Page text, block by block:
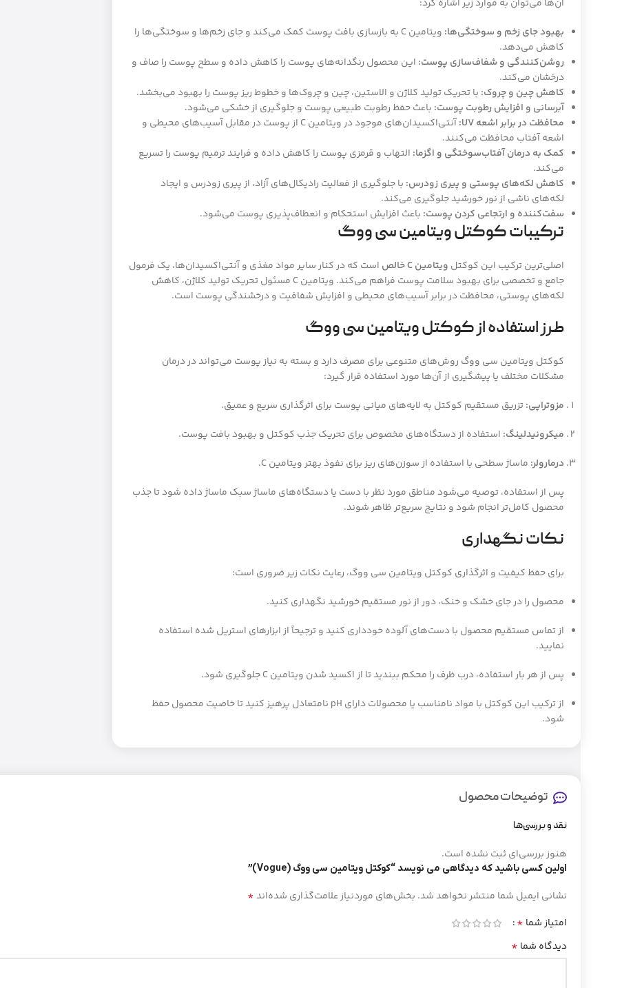
آن‌ها می‌توان به موارد زیر اشاره کرد:
بهبود جای زخم و سوختگی‌ها:
ویتامین C به بازسازی بافت پوست کمک می‌کند و جای زخم‌ها و سوختگی‌ها را
کاهش می‌دهد.
روشن‌کنندگی و شفاف‌سازی پوست: این محصول رنگدانه‌های پوست را کاهش داده و سطح پوست را صاف و
درخشان می‌کند.
کاهش چین و چروک: با تحریک تولید کلاژن و الاستین، چین و چروک‌ها و خطوط ریز پوست را بهبود می‌بخشد.
آبرسانی و افزایش رطوبت پوست: باعث حفظ رطوبت طبیعی پوست و جلوگیری از خشکی می‌شود.
محافظت در برابر اشعه UV:
آنتی‌اکسیدان‌های موجود در ویتامین C از پوست در مقابل آسیب‌های محیطی و
اشعه آفتاب محافظت می‌کنند.
کمک به درمان آفتاب‌سوختگی و اگزما: التهاب و قرمزی پوست را کاهش داده و فرایند ترمیم پوست را تسریع
می‌کند.
کاهش لکه‌های پوستی و پیری زودرس: با جلوگیری از فعالیت رادیکال‌های آزاد، از پیری زودرس و ایجاد
لکه‌های ناشی از نور خورشید جلوگیری می‌کند.
سفت‌کننده و ارتجاعی کردن پوست: باعث افزایش استحکام و انعطاف‌پذیری پوست می‌شود.
ترکیبات کوکتل ویتامین سی ووگ
اصلی‌ترین ترکیب این کوکتل ویتامین C خالص
است که در کنار سایر مواد مغذی و آنتی‌اکسیدان‌ها، یک فرمول
جامع و تخصصی برای بهبود سلامت پوست فراهم می‌کند. ویتامین C مسئول تحریک تولید کلاژن، کاهش
لکه‌های پوستی، محافظت در برابر آسیب‌های محیطی و افزایش شفافیت و درخشندگی پوست است.
طرز استفاده از کوکتل ویتامین سی ووگ
کوکتل ویتامین سی ووگ روش‌های متنوعی برای مصرف دارد و بسته به نیاز پوست می‌تواند در درمان
مشکلات مختلف یا پیشگیری از آن‌ها مورد استفاده قرار گیرد:
مزوتراپی:تزریق مستقیم کوکتل به لایه‌های میانی پوست برای اثرگذاری سریع و عمیق.
میکرونیدلینگ: استفاده از دستگاه‌های مخصوص برای تحریک جذب کوکتل و بهبود بافت پوست.
درمارولر: ماساژ سطحی با استفاده از سوزن‌های ریز برای نفوذ بهتر ویتامین C.
پس از استفاده، توصیه می‌شود مناطق مورد نظر با دست یا دستگاه‌های ماساژ سبک ماساژ داده شود تا جذب
محصول کامل‌تر انجام شود و نتایج سریع‌تر ظاهر شوند.
نکات نگهداری
برای حفظ کیفیت و اثرگذاری کوکتل ویتامین سی ووگ، رعایت نکات زیر ضروری است:
محصول را در جای خشک و خنک، دور از نور مستقیم خورشید نگهداری کنید.
از تماس مستقیم محصول با دست‌های آلوده خودداری کنید و ترجیحاً از ابزارهای استریل شده استفاده
نمایید.
پس از هر بار استفاده، درب ظرف را محکم ببندید تا از اکسید شدن ویتامین C جلوگیری شود.
از ترکیب این کوکتل با مواد نامناسب یا محصولات دارای pH نامتعادل پرهیز کنید تا خاصیت محصول حفظ
شود.
توضیحات محصول
نقد و بررسی‌ها
هنوز بررسی‌ای ثبت نشده است.
اولین کسی باشید که دیدگاهی می نویسد “کوکتل ویتامین سی ووگ (Vogue)”
نشانی ایمیل شما منتشر نخواهد شد. بخش‌های موردنیاز علامت‌گذاری شده‌اند*
امتیاز شما *
دیدگاه شما *